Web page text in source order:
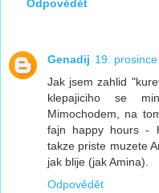
Odpovědět
Genadij 19.
Jak jsem zahlid
klepajiciho se
Mimochodem, na
fajn happy hours -
takze priste muzete
jak blije (jak Amina).
Odpovědět